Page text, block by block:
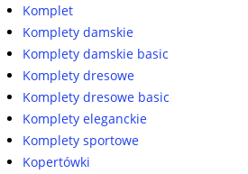
Komplet
Komplety damskie
Komplety damskie basic
Komplety dresowe
Komplety dresowe basic
Komplety eleganckie
Komplety sportowe
Kopertówki